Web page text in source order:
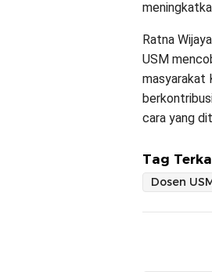
Ratna
USM
masyarakat
cara yang
Tag
Dosen